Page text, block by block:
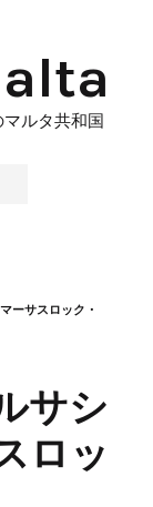
ルタ共和国
ーサスロック・
サシ
ロッ